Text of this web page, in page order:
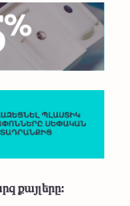
քայլերը: